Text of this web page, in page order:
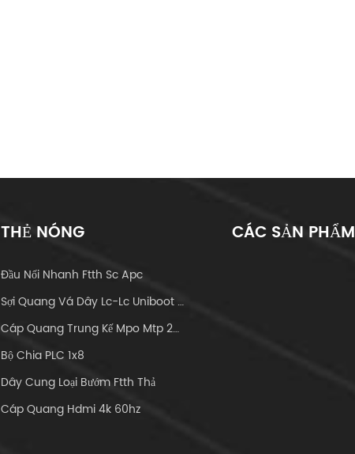
THẺ NÓNG
Đầu Nối Nhanh Ftth Sc Apc
Sợi Quang Vá Dây Lc-Lc Uniboot Om4
Cáp Quang Trung Kế Mpo Mtp 24core
Bộ Chia PLC 1x8
Dây Cung Loại Bướm Ftth Thả
Cáp Quang Hdmi 4k 60hz
CÁC SẢN PHẨM